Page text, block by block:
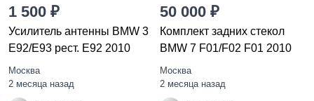
1 500 ₽
Усилитель антенны BMW 3
E92/E93 рест. E92 2010
Москва
2 месяца назад
50 000 ₽
Комплект задних стекол
BMW 7 F01/F02 F01 2010
Москва
2 месяца назад